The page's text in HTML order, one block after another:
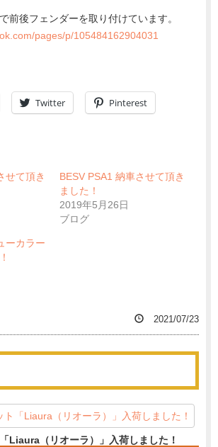
前後フェンダーを取り付けています。
pages/p/105484162904031
Twitter Pinterest
せて頂き
BESV PSA1 納車させて頂き
ました！
2019年5月26日
ブログ
ーカラー
2021/07/23
Liaura（リオーラ）」入荷しました！